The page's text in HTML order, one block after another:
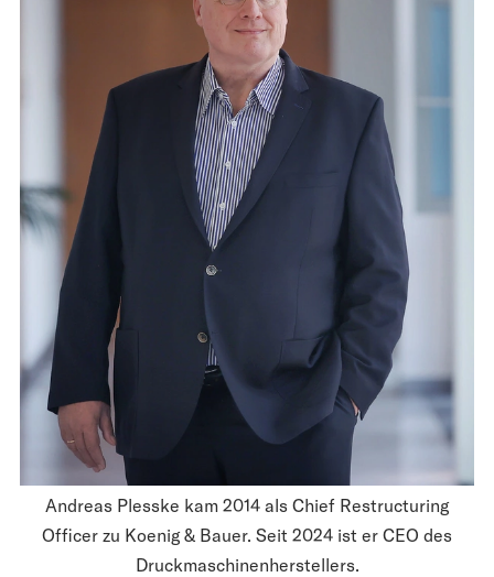
Andreas Plesske kam 2014 als Chief Restructuring
Officer zu Koenig & Bauer. Seit 2024 ist er CEO des
Druckmaschinenherstellers.